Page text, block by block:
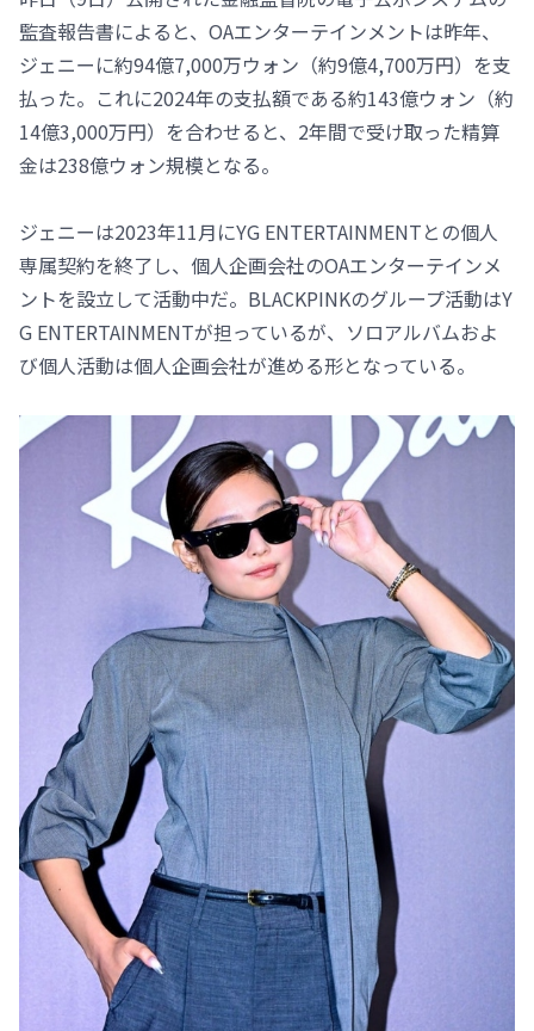
監査報告書によると、OAエンターテインメントは昨年、
ジェニーに約94億7,000万ウォン（約9億4,700万円）を支
払った。これに2024年の支払額である約143億ウォン（約
14億3,000万円）を合わせると、2年間で受け取った精算
金は238億ウォン規模となる。
ジェニーは2023年11月にYG ENTERTAINMENTとの個人
専属契約を終了し、個人企画会社のOAエンターテインメ
ントを設立して活動中だ。BLACKPINKのグループ活動はY
G ENTERTAINMENTが担っているが、ソロアルバムおよ
び個人活動は個人企画会社が進める形となっている。